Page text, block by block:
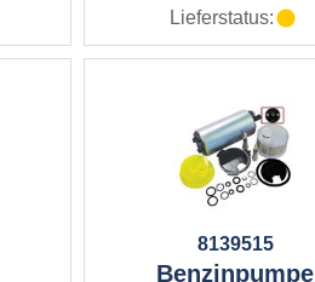
Lieferstatus:
8139515
Benzinpumpe